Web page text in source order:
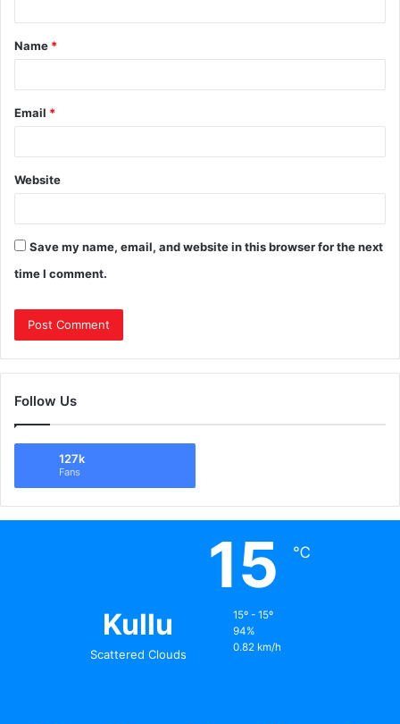
Name *
Email *
Website
Save my name, email, and website in this browser for the next
time I comment.
Follow Us
127k
Fans
Kullu
Scattered Clouds
15 ℃
15º - 15º
94%
0.82 km/h